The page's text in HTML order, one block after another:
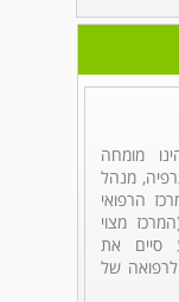
מומחה
מנהל
הרפואי
מצוי
סיים את
לרפואה של